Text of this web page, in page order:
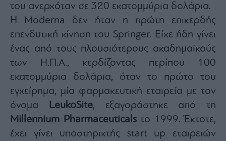
Lab
Mononews100
Εγγραφείτε
στο
Newsletter
mononews.gr
του ανερχόταν σε 320 εκατομμύρια δολάρια.
Η Moderna δεν ήταν η πρώτη επικερδής
επενδυτική κίνηση του Springer. Είχε ήδη γίνει
ένας από τους πλουσιότερους ακαδημαϊκούς
των Η.Π.Α., κερδίζοντας περίπου 100
εκατομμύρια δολάρια, όταν το πρώτο του
εγχείρημα, μία φαρμακευτική εταιρεία με τον
όνομα
LeukoSite, εξαγοράστηκε από τη
Millennium Pharmaceuticalsτο 1999. Έκτοτε,
έχει γίνει υποστηρικτής start up εταιρειών